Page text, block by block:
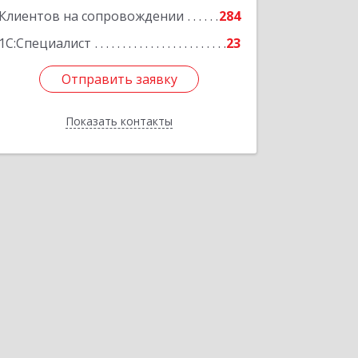
Клиентов на сопровождении
284
1С:Специалист
23
Отправить заявку
Показать контакты
Отправить заявку
Назад